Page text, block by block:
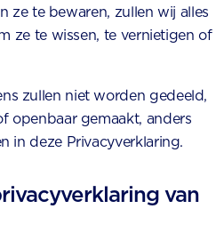
ze te bewaren, zullen wij alles
ze te wissen, te vernietigen of
zullen niet worden gedeeld,
openbaar gemaakt, anders
in deze Privacyverklaring.
van